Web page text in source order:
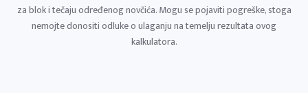
za blok i tečaju određenog novčića. Mogu se pojaviti pogreške, stoga
nemojte donositi odluke o ulaganju na temelju rezultata ovog
kalkulatora.